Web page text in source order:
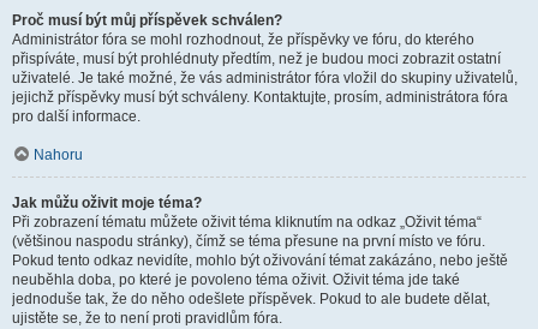
Proč musí být můj příspěvek schválen?
Administrátor fóra se mohl rozhodnout, že příspěvky ve fóru, do kterého
přispíváte, musí být prohlédnuty předtím, než je budou moci zobrazit ostatní
uživatelé. Je také možné, že vás administrátor fóra vložil do skupiny uživatelů,
jejichž příspěvky musí být schváleny. Kontaktujte, prosím, administrátora fóra
pro další informace.
Nahoru
Jak můžu oživit moje téma?
Při zobrazení tématu můžete oživit téma kliknutím na odkaz „Oživit téma“
(většinou naspodu stránky), čímž se téma přesune na první místo ve fóru.
Pokud tento odkaz nevidíte, mohlo být oživování témat zakázáno, nebo ještě
neuběhla doba, po které je povoleno téma oživit. Oživit téma jde také
jednoduše tak, že do něho odešlete příspěvek. Pokud to ale budete dělat,
ujistěte se, že to není proti pravidlům fóra.